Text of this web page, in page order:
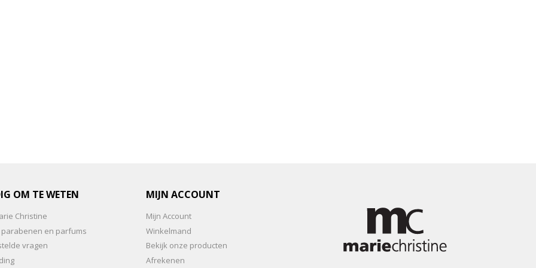
OM TE WETEN
Christine
parabenen en parfums
vragen
MIJN ACCOUNT
Mijn Account
Winkelmand
Bekijk onze producten
Afrekenen